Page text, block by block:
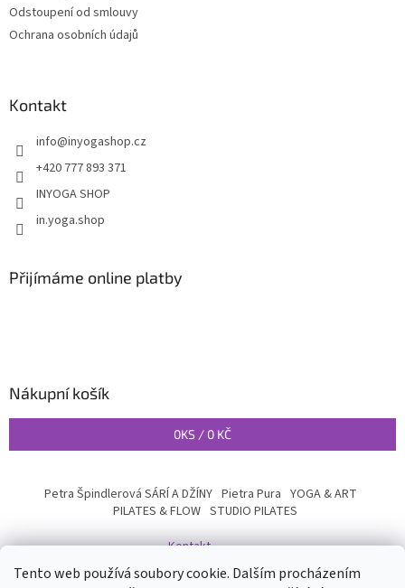
Tento web používá soubory cookie. Dalším procházením
Odstoupení od smlouvy
Ochrana osobních údajů
Kontakt
info@inyogashop.cz
+420 777 893 371
INYOGA SHOP
in.yoga.shop
Přijímáme online platby
Nákupní košík
0KS / 0 KČ
Petra Špindlerová SÁRÍ A DŽÍNY Pietra Pura YOGA & ART
PILATES & FLOW STUDIO PILATES
Kontakt